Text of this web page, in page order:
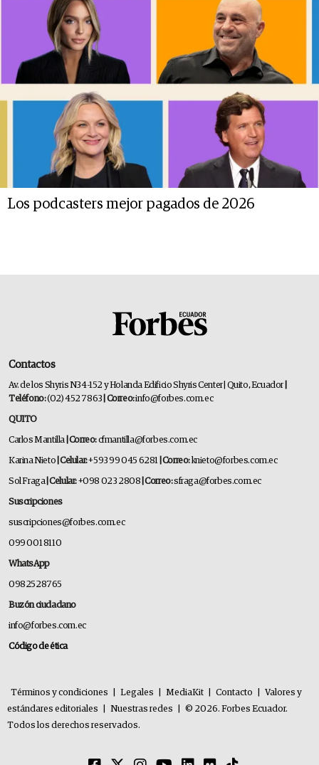
Los podcasters mejor pagados de 2026
Contactos
Av. de los Shyris N34-152 y Holanda Edificio Shyris Center | Quito, Ecuador
Teléfono:(02) 452 7863 | Correo:info@forbes.com.ec
QUITO
Carlos Mantilla | Correo:cfmantilla@forbes.com.ec
Karina Nieto | Celular:+593 99 045 6281 | Correo: knieto@forbes.com.ec
Sol Fraga | Celular:+098 023 2808 | Correo:sfraga@forbes.com.ec
Suscripciones
suscripciones@forbes.com.ec
099 001 8110
WhatsApp
0982528765
Buzón ciudadano
info@forbes.com.ec
Código de ética
Términos y condiciones Legales MediaKit Contacto
Valores y
estándares editoriales
Nuestras redes
© 2026. Forbes Ecuador.
Todos los derechos reservados.